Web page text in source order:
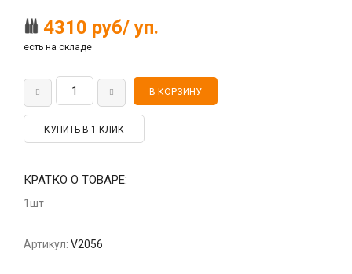
4310 руб/ уп.
есть на складе
КУПИТЬ В 1 КЛИК
КРАТКО О ТОВАРЕ:
1шт
Артикул: V2056